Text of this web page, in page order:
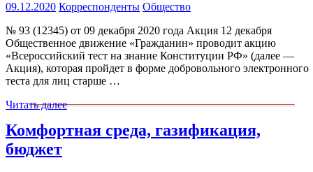
09.12.2020 Корреспонденты Общество
№ 93 (12345) от 09 декабря 2020 года Акция 12 декабря
Общественное движение «Гражданин» проводит акцию
«Всероссийский тест на знание Конституции РФ» (далее —
Акция), которая пройдет в форме добровольного электронного
теста для лиц старше …
Читать далее
Комфортная среда, газификация,
бюджет